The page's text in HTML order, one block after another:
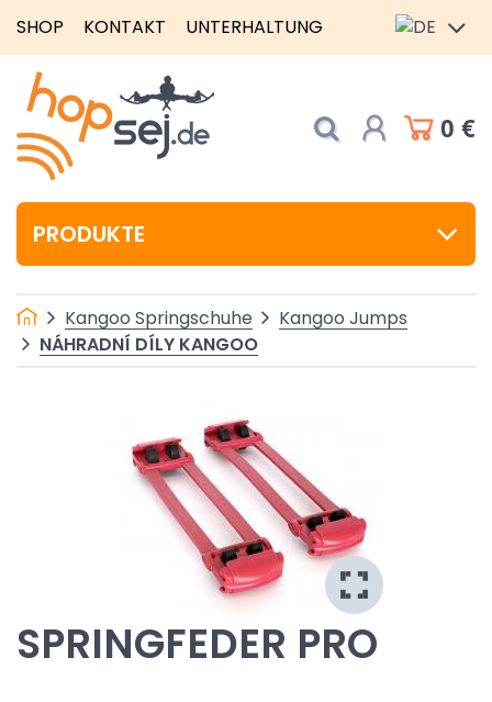
SHOP KONTAKT UNTERHALTUNG
0 €
PRODUKTE
Kangoo Springschuhe
Kangoo Jumps
NÁHRADNÍ DÍLY KANGOO
SPRINGFEDER PRO